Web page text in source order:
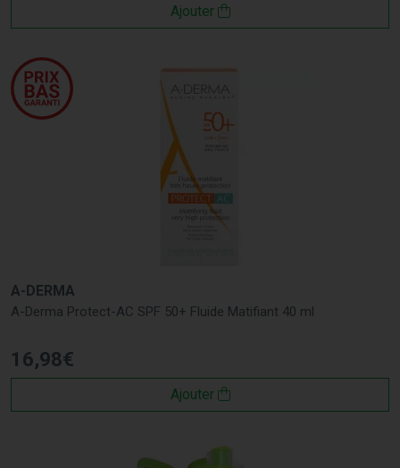
Ajouter
A-DERMA
A-Derma Protect-AC SPF 50+ Fluide Matifiant 40 ml
16,98€
Ajouter